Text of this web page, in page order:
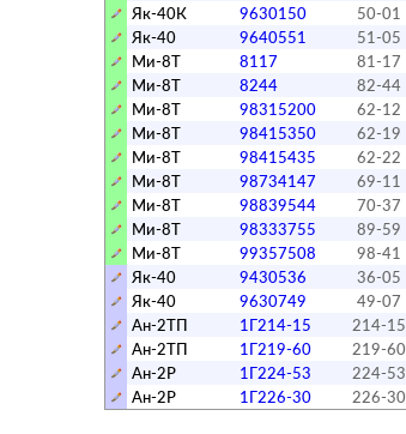
Як-40К
9630150 50-01
Як-40
9640551 51-05
Ми-8Т
8117 81-17
Ми-8Т
8244 82-44
Ми-8Т
98315200 62-12
Ми-8Т
98415350 62-19
Ми-8Т
98415435 62-22
Ми-8Т
98734147 69-11
Ми-8Т
98839544 70-37
Ми-8Т
98333755 89-59
Ми-8Т
99357508 98-41
Як-40
9430536 36-05
Як-40
9630749 49-07
Ан-2ТП
1Г214-15 214-15
Ан-2ТП
1Г219-60 219-60
Ан-2Р
1Г224-53 224-53
Ан-2Р
1Г226-30 226-30